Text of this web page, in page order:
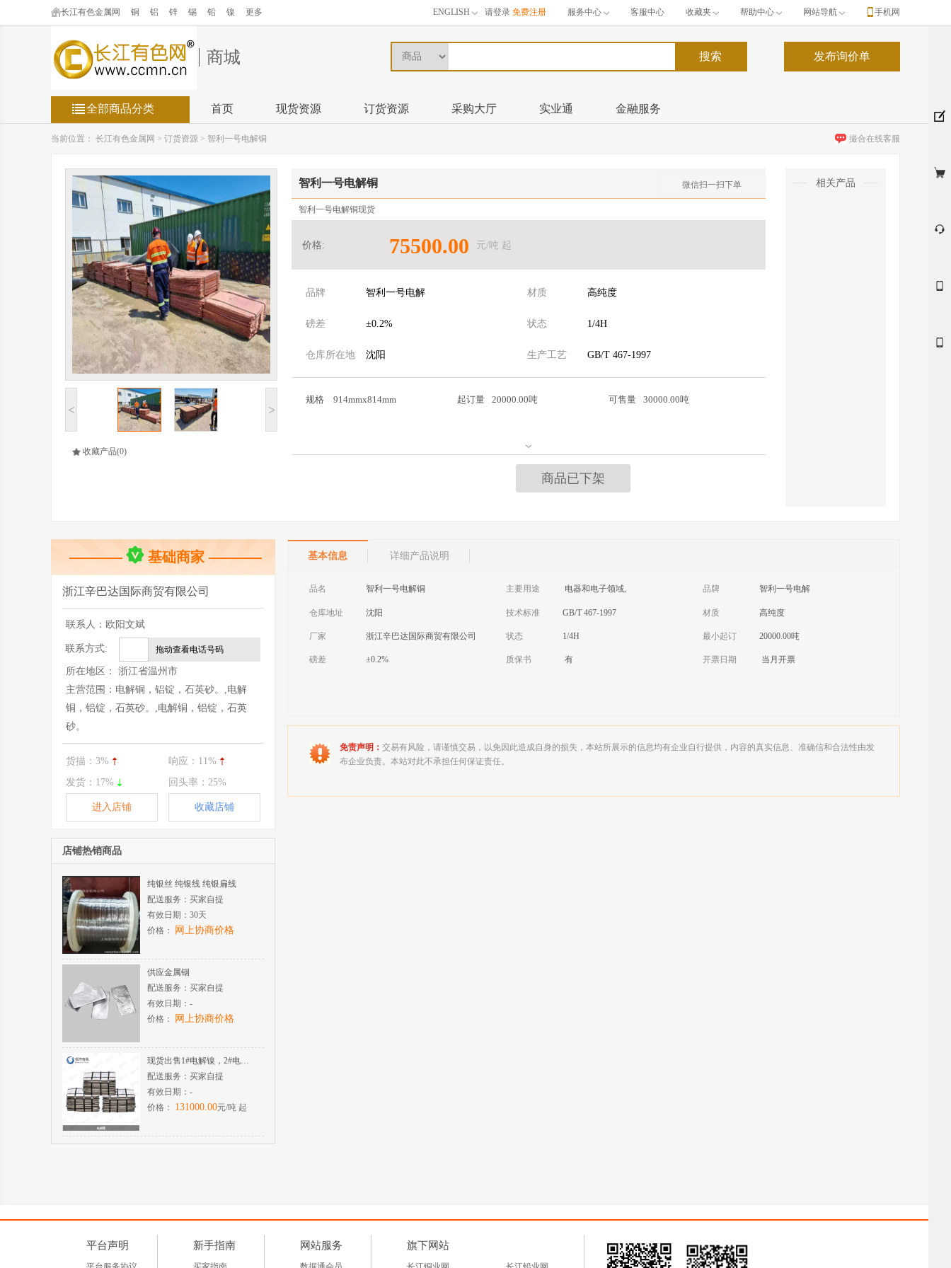
长江有色金属网 铜 铝 锌 锡 铅 镍 更多 ENGLISH 请登录 免费注册 服务中心 客服中心 收藏夹 帮助中心 网站导航 手机网
商城
全部商品分类 首页 现货资源 订货资源 采购大厅 实业通 金融服务
当前位置： 长江有色金属网 > 订货资源 > 智利一号电解铜 撮合在线客服
< >
收藏产品(0)
智利一号电解铜 微信扫一扫下单
智利一号电解铜现货
价格: 75500.00 元/吨 起
品牌 智利一号电解 材质 高纯度
磅差 ±0.2% 状态 1/4H
仓库所在地 沈阳 生产工艺 GB/T 467-1997
规格 914mmx814mm 起订量 20000.00吨 可售量 30000.00吨
商品已下架
相关产品
基础商家
浙江辛巴达国际商贸有限公司
联系人： 欧阳文斌
联系方式: 拖动查看电话号码
所在地区：
浙江省温州市
主营范围： 电解铜，铝锭，石英砂。,电解
铜，铝锭，石英砂。,电解铜，铝锭，石英
砂。
货描： 3% 响应： 11%
发货： 17% 回头率： 25%
进入店铺 收藏店铺
店铺热销商品
纯银丝 纯银线 纯银扁线
配送服务： 买家自提
有效日期： 30天
价格：
网上协商价格
供应金属铟
配送服务： 买家自提
有效日期： -
价格：
网上协商价格
现货出售1#电解镍，2#电解镍
配送服务： 买家自提
有效日期： -
价格： 131000.00元/吨 起
基本信息 详细产品说明
品名 智利一号电解铜
仓库地址 沈阳
厂家 浙江辛巴达国际商贸有限公司
磅差 ±0.2%
主要用途 电器和电子领域,
技术标准 GB/T 467-1997
状态 1/4H
质保书 有
品牌 智利一号电解
材质 高纯度
最小起订 20000.00吨
开票日期 当月开票
免责声明： 交易有风险，请谨慎交易，以免因此造成自身的损失，本站所展示的信息均有企业自行提供，内容的真实信息、准确信和合法性由发
布企业负责。本站对此不承担任何保证责任。
平台声明 新手指南 网站服务 旗下网站